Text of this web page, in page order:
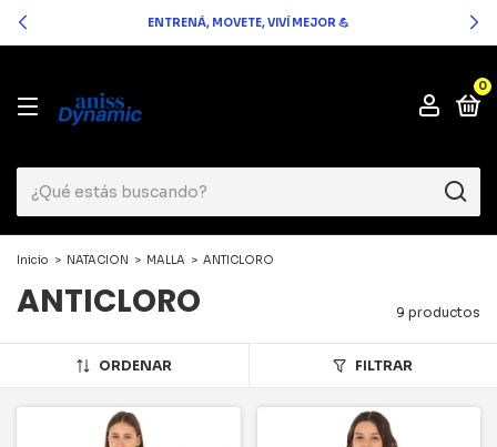
ENTRENÁ, MOVETE, VIVÍ MEJOR 💪
0
Inicio > NATACION > MALLA > ANTICLORO
ANTICLORO 9 productos
ORDENAR FILTRAR